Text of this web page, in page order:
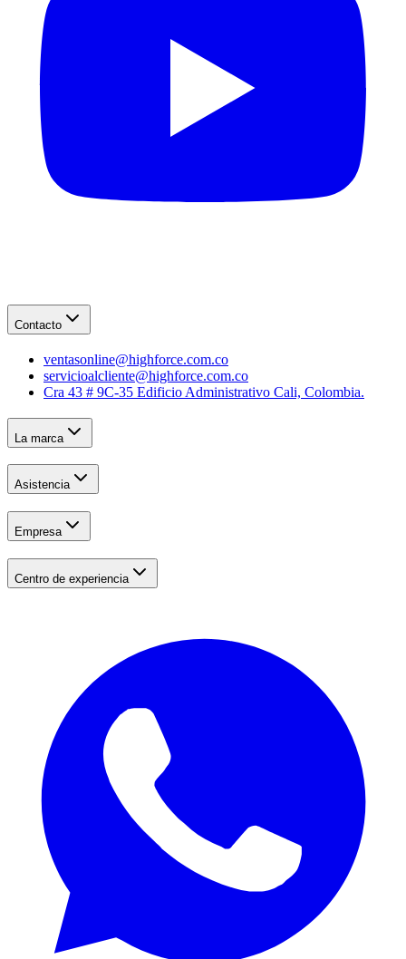
Contacto
ventasonline@highforce.com.co
servicioalcliente@highforce.com.co
Cra 43 # 9C-35 Edificio Administrativo Cali, Colombia.
La marca
Asistencia
Empresa
Centro de experiencia